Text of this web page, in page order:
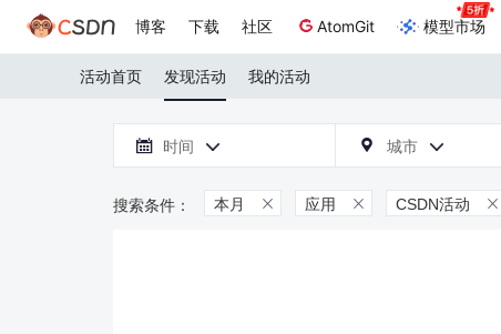
博客 下载 社区 AtomGit 模型市场
活动首页 发现活动 我的活动
 时间   城市 
本月  应用  CSDN活动 